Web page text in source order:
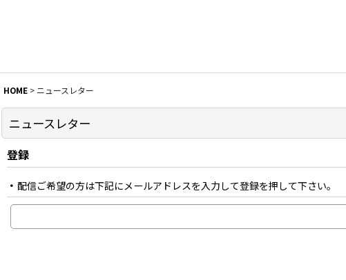
HOME > ニュースレター
ニュースレター
登録
配信ご希望の方は下記にメールアドレスを入力して登録を押して下さい。